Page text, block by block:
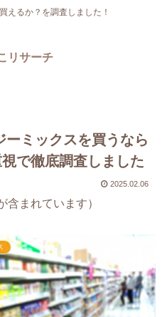
えるか？を調査しました！
リサーチ
ミックスを買うなら
で徹底調査しました
2025.02.06
含まれています）